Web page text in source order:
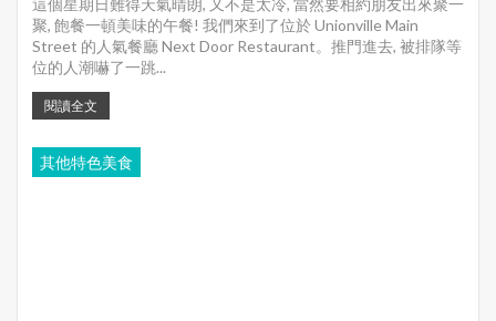
聚, 飽餐一頓美味的午餐! 我們來到了位於 Unionville Main
Street 的人氣餐廳 Next Door Restaurant。推門進去, 被排隊等
位的人潮嚇了一跳...
閱讀全文
其他特色美食